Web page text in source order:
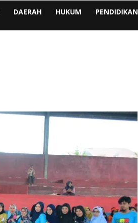
DAERAH HUKUM PENDIDIKAN